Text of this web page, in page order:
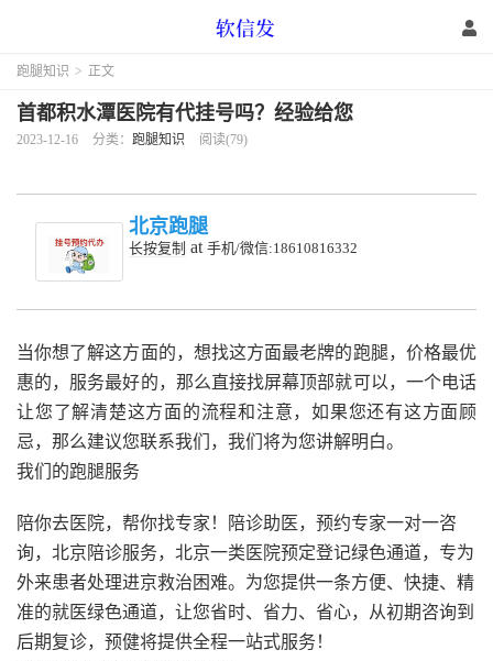
跑腿知识 > 正文
首都积水潭医院有代挂号吗？经验给您
2023-12-16 分类： 跑腿知识 阅读(79)
北京跑腿
长按复制 at 手机/微信:18610816332
当你想了解这方面的，想找这方面最老牌的跑腿，价格最优
惠的，服务最好的，那么直接找屏幕顶部就可以，一个电话
让您了解清楚这方面的流程和注意，如果您还有这方面顾
忌，那么建议您联系我们，我们将为您讲解明白。
我们的跑腿服务
陪你去医院，帮你找专家！陪诊助医，预约专家一对一咨
询，北京陪诊服务，北京一类医院预定登记绿色通道，专为
外来患者处理进京救治困难。为您提供一条方便、快捷、精
准的就医绿色通道，让您省时、省力、省心，从初期咨询到
后期复诊，预健将提供全程一站式服务！